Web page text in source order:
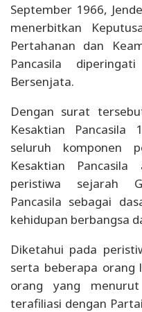
September 1966,
menerbitkan
Pertahanan dan
Pancasila
Bersenjata.
Dengan surat
Kesaktian
seluruh komponen
Kesaktian
peristiwa sejarah
Pancasila sebagai
kehidupan berbangsa
Diketahui pada
serta beberapa orang
orang yang
terafiliasi dengan